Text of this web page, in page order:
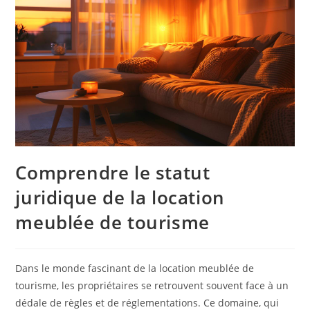
Comprendre le statut
juridique de la location
meublée de tourisme
Dans le monde fascinant de la location meublée de
tourisme, les propriétaires se retrouvent souvent face à un
dédale de règles et de réglementations. Ce domaine, qui